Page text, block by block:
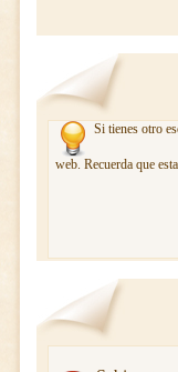
Si tienes otro
web. Recuerda que